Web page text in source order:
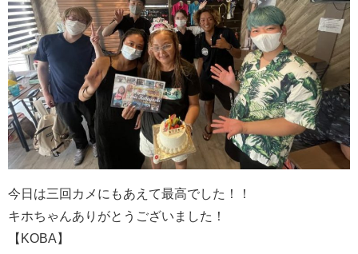
今日は三回カメにもあえて最高でした！！
キホちゃんありがとうございました！
【KOBA】